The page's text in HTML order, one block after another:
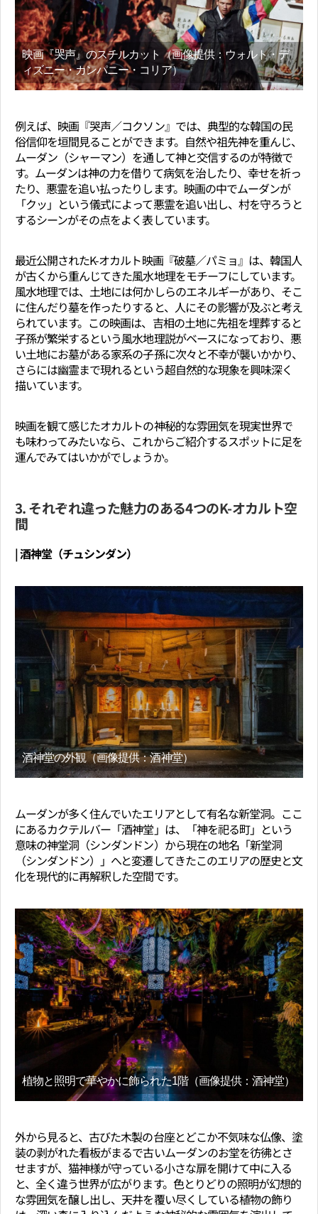
映画『哭声』のスチルカット（画像提供：ウォルト・デ
ィズニー・カンパニー・コリア）
例えば、映画『哭声／コクソン』では、典型的な韓国の民
俗信仰を垣間見ることができます。自然や祖先神を重んじ、
ムーダン（シャーマン）を通して神と交信するのが特徴で
す。ムーダンは神の力を借りて病気を治したり、幸せを祈っ
たり、悪霊を追い払ったりします。映画の中でムーダンが
「クッ」という儀式によって悪霊を追い出し、村を守ろうと
するシーンがその点をよく表しています。
最近公開されたK-オカルト映画『破墓／パミョ』は、韓国人
が古くから重んじてきた風水地理をモチーフにしています。
風水地理では、土地には何かしらのエネルギーがあり、そこ
に住んだり墓を作ったりすると、人にその影響が及ぶと考え
られています。この映画は、吉相の土地に先祖を埋葬すると
子孫が繁栄するという風水地理説がベースになっており、悪
い土地にお墓がある家系の子孫に次々と不幸が襲いかかり、
さらには幽霊まで現れるという超自然的な現象を興味深く
描いています。
映画を観て感じたオカルトの神秘的な雰囲気を現実世界で
も味わってみたいなら、これからご紹介するスポットに足を
運んでみてはいかがでしょうか。
3. それぞれ違った魅力のある4つのK-オカルト空
間
| 酒神堂（チュシンダン）
酒神堂の外観（画像提供：酒神堂）
ムーダンが多く住んでいたエリアとして有名な新堂洞。ここ
にあるカクテルバー「酒神堂」は、「神を祀る町」という
意味の神堂洞（シンダンドン）から現在の地名「新堂洞
（シンダンドン）」へと変遷してきたこのエリアの歴史と文
化を現代的に再解釈した空間です。
植物と照明で華やかに飾られた1階（画像提供：酒神堂）
外から見ると、古びた木製の台座とどこか不気味な仏像、塗
装の剥がれた看板がまるで古いムーダンのお堂を彷彿とさ
せますが、猫神様が守っている小さな扉を開けて中に入る
と、全く違う世界が広がります。色とりどりの照明が幻想的
な雰囲気を醸し出し、天井を覆い尽くしている植物の飾り